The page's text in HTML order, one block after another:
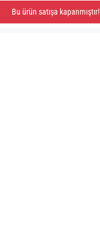
Bu ürün satışa kapanmıştır!